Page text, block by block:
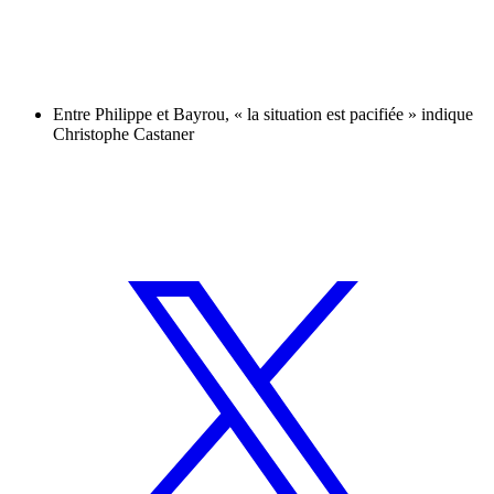
Entre Philippe et Bayrou, « la situation est pacifiée » indique
Christophe Castaner